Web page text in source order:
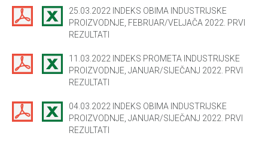
25.03.2022 INDEKS OBIMA INDUSTRIJSKE
PROIZVODNJE, FEBRUAR/VELJAČA 2022. PRVI
REZULTATI
11.03.2022 INDEKS PROMETA INDUSTRIJSKE
PROIZVODNJE, JANUAR/SIJEČANJ 2022. PRVI
REZULTATI
04.03.2022 INDEKS OBIMA INDUSTRIJSKE
PROIZVODNJE, JANUAR/SIJEČANJ 2022. PRVI
REZULTATI